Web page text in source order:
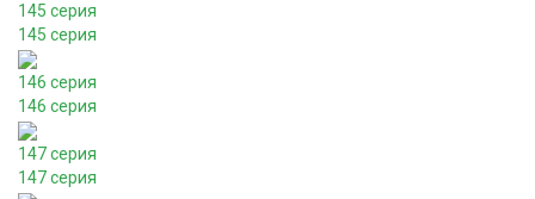
145 серия
145 серия
146 серия
146 серия
147 серия
147 серия